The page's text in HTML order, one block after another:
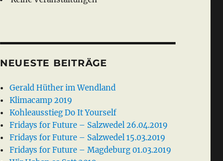
NEUESTE BEITRÄGE
Gerald Hüther im Wendland
Klimacamp 2019
Kohleausstieg Do It Yourself
Fridays for Future – Salzwedel 26.04.2019
Fridays for Future – Salzwedel 15.03.2019
Fridays for Future – Magdeburg 01.03.2019